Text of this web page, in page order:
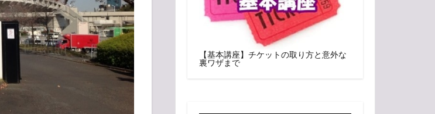
【基本講座】チケットの取り方と意外な
裏ワザまで